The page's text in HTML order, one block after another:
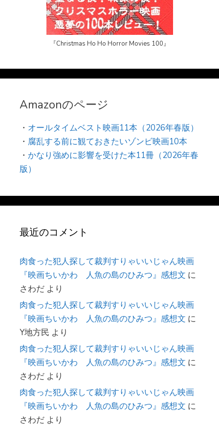
『Christmas Ho Ho Horror Movies 100』
Amazonのページ
・ オールタイムベスト映画11本（2026年春版）
・ 腐乱する前に観ておきたいゾンビ映画10本
・ かなり強めに影響を受けた本11冊（2026年春
版）
最近のコメント
肉食った犯人探して裁判すりゃいいじゃん映画
『映画ちいかわ 人魚の島のひみつ』感想文 に
さわだ より
肉食った犯人探して裁判すりゃいいじゃん映画
『映画ちいかわ 人魚の島のひみつ』感想文 に
Y地方民 より
肉食った犯人探して裁判すりゃいいじゃん映画
『映画ちいかわ 人魚の島のひみつ』感想文 に
さわだ より
肉食った犯人探して裁判すりゃいいじゃん映画
『映画ちいかわ 人魚の島のひみつ』感想文 に
さわだ より